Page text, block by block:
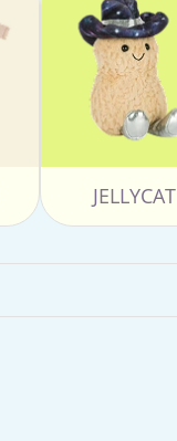
JELLYCAT